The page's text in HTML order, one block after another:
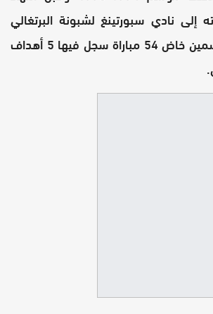
إلى نادي سبورتينغ لشبونة البرتغالي
الذي لعب له لموسمين خاض 54 مباراة سجل فيها 5 أهداف